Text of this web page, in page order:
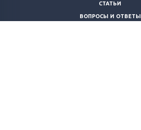
СТАТЬИ
ВОПРОСЫ И ОТВЕТЫ